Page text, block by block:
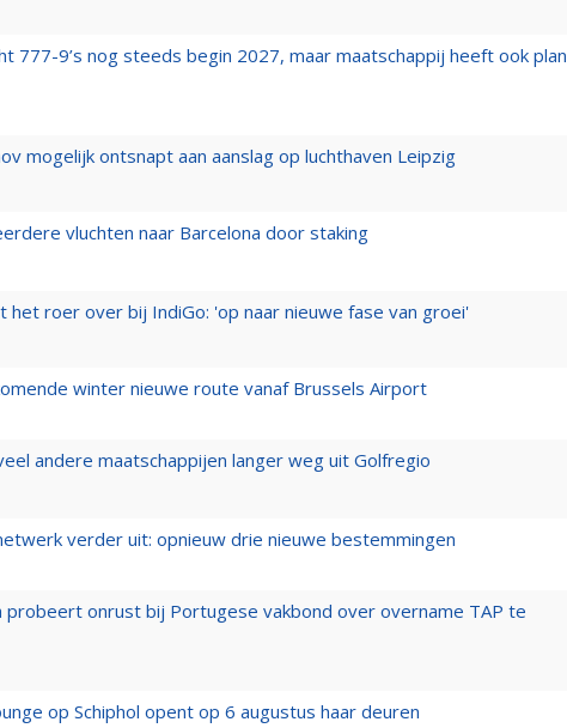
777-9’s nog steeds begin 2027, maar maatschappij heeft ook plan
mogelijk ontsnapt aan aanslag op luchthaven Leipzig
vluchten naar Barcelona door staking
het roer over bij IndiGo: 'op naar nieuwe fase van groei'
winter nieuwe route vanaf Brussels Airport
andere maatschappijen langer weg uit Golfregio
verder uit: opnieuw drie nieuwe bestemmingen
probeert onrust bij Portugese vakbond over overname TAP te
op Schiphol opent op 6 augustus haar deuren